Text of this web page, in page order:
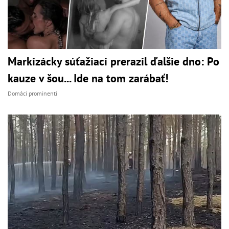
Markizácky súťažiaci prerazil ďalšie dno: Po
kauze v šou... Ide na tom zarábať!
Domáci prominenti